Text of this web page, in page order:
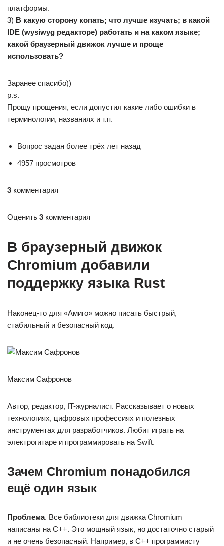
платформы.
3) В какую сторону копать; что лучше изучать; в какой
IDE (wysiwyg редакторе) работать и на каком языке;
какой браузерный движок лучше и проще
использовать?
Заранее спасибо))
p.s.
Прощу прощения, если допустил какие либо ошибки в
терминологии, названиях и т.п.
Вопрос задан более трёх лет назад
4957 просмотров
3 комментария
Оценить 3 комментария
В браузерный движок
Chromium добавили
поддержку языка Rust
Наконец-то для «Амиго» можно писать быстрый,
стабильный и безопасный код.
Максим Сафронов
Автор, редактор, IT-журналист. Рассказывает о новых
технологиях, цифровых профессиях и полезных
инструментах для разработчиков. Любит играть на
электрогитаре и программировать на Swift.
Зачем Chromium понадобился
ещё один язык
Проблема. Все библиотеки для движка Chromium
написаны на C++. Это мощный язык, но достаточно старый
и не очень безопасный. Например, в C++ программисту